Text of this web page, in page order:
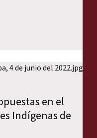
en el
Indígenas de